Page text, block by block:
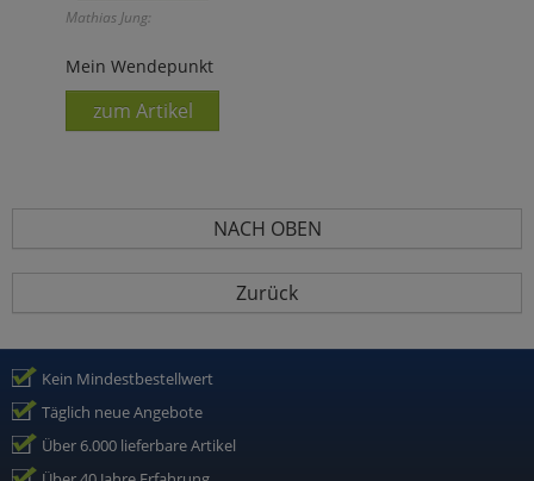
Mathias Jung:
Mein Wendepunkt
zum Artikel
NACH OBEN
Zurück
Kein Mindestbestellwert
Täglich neue Angebote
Über 6.000 lieferbare Artikel